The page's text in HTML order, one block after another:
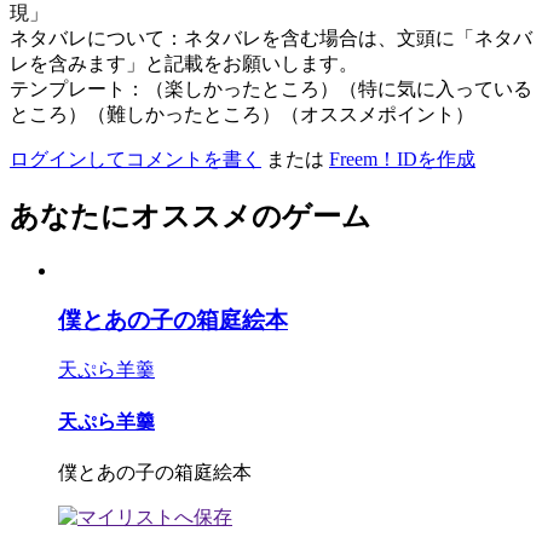
現」
ネタバレについて：ネタバレを含む場合は、文頭に「ネタバ
レを含みます」と記載をお願いします。
テンプレート：（楽しかったところ）（特に気に入っている
ところ）（難しかったところ）（オススメポイント）
ログインしてコメントを書く または Freem！IDを作成
あなたにオススメのゲーム
僕とあの子の箱庭絵本
天ぷら羊羹
天ぷら羊羹
僕とあの子の箱庭絵本